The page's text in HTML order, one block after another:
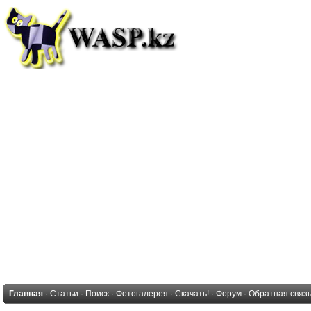
Главная · Статьи · Поиск · Фотогалерея · Скачать! · Форум · Обратная связь